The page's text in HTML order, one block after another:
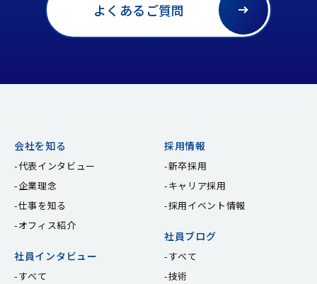
よくあるご質問
会社を知る
代表インタビュー
企業理念
仕事を知る
オフィス紹介
社員インタビュー
すべて
採用情報
新卒採用
キャリア採用
採用イベント情報
社員ブログ
すべて
技術